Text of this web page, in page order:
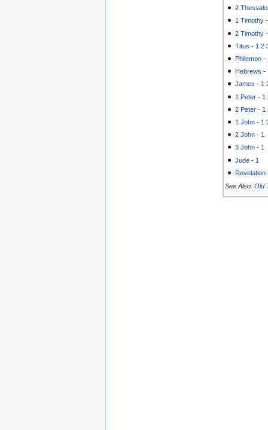
2
1 Timothy
2 Timothy
Titus - 1 2
Philemon -
Hebrews -
James -1
1 Peter - 1
2 Peter - 1
1 John - 1
2 John - 1
3 John -1
Jude - 1
Revelation
See Also: Old